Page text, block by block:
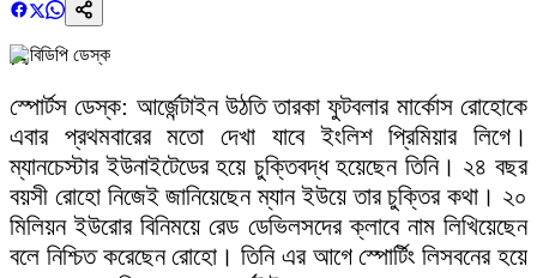
বিডিপি ডেস্ক
স্পোর্টস ডেস্ক: আর্জেন্টাইন উঠতি তারকা ফুটবলার মার্কোস রোহোকে
এবার প্রথমবারের মতো দেখা যাবে ইংলিশ প্রিমিয়ার লিগে।
ম্যানচেস্টার ইউনাইটেডের হয়ে চুক্তিবদ্ধ হয়েছেন তিনি। ২৪ বছর
বয়সী রোহো নিজেই জানিয়েছেন ম্যান ইউয়ে তার চুক্তির কথা। ২০
মিলিয়ন ইউরোর বিনিময়ে রেড ডেভিলসদের ক্লাবে নাম লিখিয়েছেন
বলে নিশ্চিত করেছেন রোহো। তিনি এর আগে স্পোর্টিং লিসবনের হয়ে